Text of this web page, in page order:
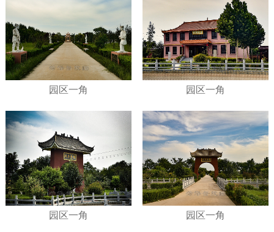
园区一角 园区一角
园区一角 园区一角